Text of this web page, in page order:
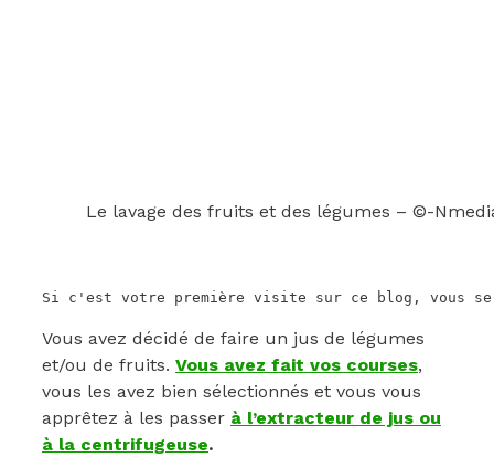
Le lavage des fruits et des légumes – ©-
Si c'est votre première visite sur ce blog, vous
Vous avez décidé de faire un jus de légumes
et/ou de fruits. Vous avez fait vos courses,
vous les avez bien sélectionnés et vous vous
apprêtez à les passer à l’extracteur de jus ou
à la centrifugeuse.